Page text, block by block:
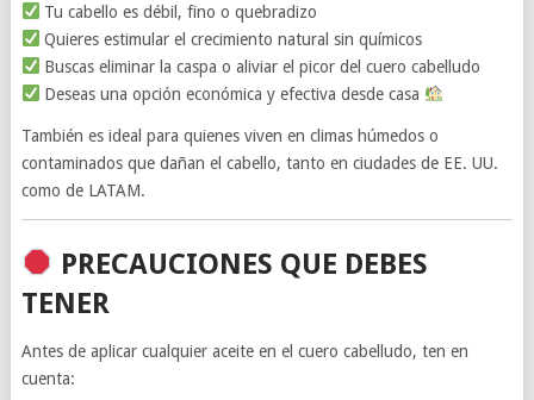
Tu cabello es débil, fino o quebradizo
Quieres estimular el crecimiento natural sin químicos
Buscas eliminar la caspa o aliviar el picor del cuero cabelludo
Deseas una opción económica y efectiva desde casa
También es ideal para quienes viven en climas húmedos o
contaminados que dañan el cabello, tanto en ciudades de EE. UU.
como de LATAM.
PRECAUCIONES QUE DEBES
TENER
Antes de aplicar cualquier aceite en el cuero cabelludo, ten en
cuenta: